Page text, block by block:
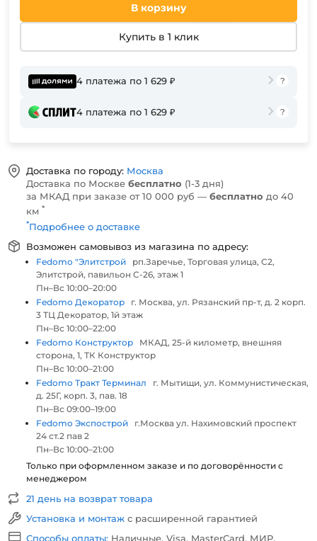
В корзину
Купить в 1 клик
4 платежа по 1 629 ₽
4 платежа по 1 629 ₽
Доставка по городу: Москва
Доставка по Москве бесплатно (1-3 дня)
за МКАД при заказе от 10 000 руб — бесплатно до 40
км *
*Подробнее о доставке
Возможен самовывоз из магазина по адресу:
Fedomo "Элитстрой
рп.Заречье, Торговая улица, С2,
Элитстрой, павильон С-26, этаж 1
Пн–Вс 10:00–20:00
Fedomo Декоратор
г. Москва, ул. Рязанский пр-т, д. 2 корп.
3 ТЦ Декоратор, 1й этаж
Пн–Вс 10:00–22:00
Fedomo Конструктор
МКАД, 25-й километр, внешняя
сторона, 1, ТК Конструктор
Пн–Вс 10:00–21:00
Fedomo Тракт Терминал
г. Мытищи, ул. Коммунистическая,
д. 25Г, корп. 3, пав. 18
Пн–Вс 09:00–19:00
Fedomo Экспострой
г.Москва ул. Нахимовский проспект
24 ст.2 пав 2
Пн–Вс 10:00–21:00
Только при оформленном заказе и по договорённости с
менеджером
21 день на возврат товара
Установка и монтаж с расширенной гарантией
Способы оплаты: Наличные, Visa, MasterCard, МИР,